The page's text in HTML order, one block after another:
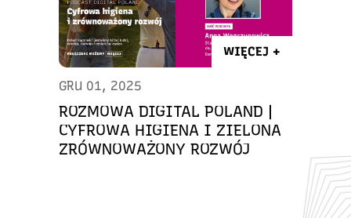
WIĘCEJ +
GRU 01, 2025
ROZMOWA DIGITAL POLAND |
CYFROWA HIGIENA I ZIELONA
ZRÓWNOWAŻONY ROZWÓJ